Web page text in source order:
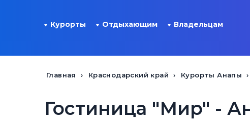
Курорты Отдыхающим Владельцам
Главная Краснодарский край Курорты Анапы
Гостиница "Мир" -